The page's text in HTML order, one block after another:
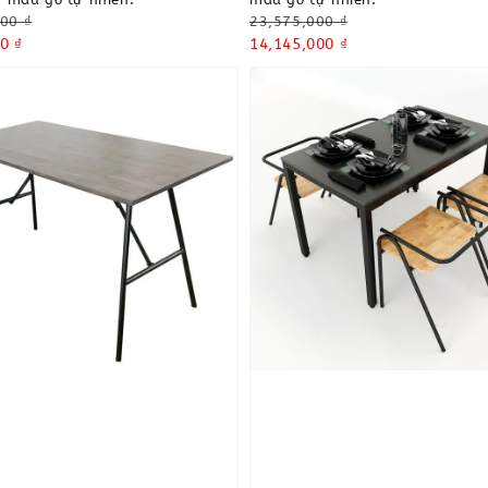
₫
₫
Regular
price
23,575,000 ₫
Sale
14,145,000 ₫